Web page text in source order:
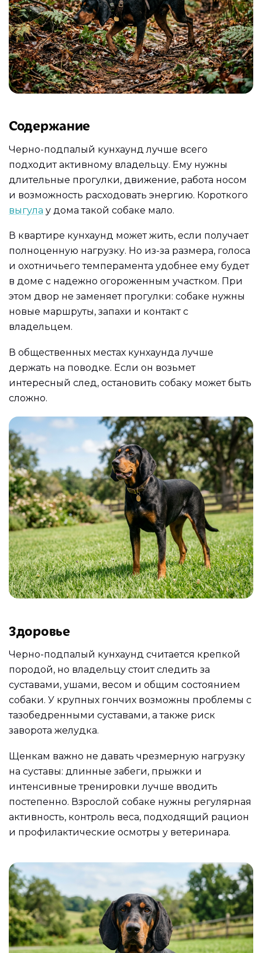
Содержание
Черно-подпалый кунхаунд лучше всего
подходит активному владельцу. Ему нужны
длительные прогулки, движение, работа носом
и возможность расходовать энергию. Короткого
выгула у дома такой собаке мало.
В квартире кунхаунд может жить, если получает
полноценную нагрузку. Но из-за размера, голоса
и охотничьего темперамента удобнее ему будет
в доме с надежно огороженным участком. При
этом двор не заменяет прогулки: собаке нужны
новые маршруты, запахи и контакт с
владельцем.
В общественных местах кунхаунда лучше
держать на поводке. Если он возьмет
интересный след, остановить собаку может быть
сложно.
Здоровье
Черно-подпалый кунхаунд считается крепкой
породой, но владельцу стоит следить за
суставами, ушами, весом и общим состоянием
собаки. У крупных гончих возможны проблемы с
тазобедренными суставами, а также риск
заворота желудка.
Щенкам важно не давать чрезмерную нагрузку
на суставы: длинные забеги, прыжки и
интенсивные тренировки лучше вводить
постепенно. Взрослой собаке нужны регулярная
активность, контроль веса, подходящий рацион
и профилактические осмотры у ветеринара.